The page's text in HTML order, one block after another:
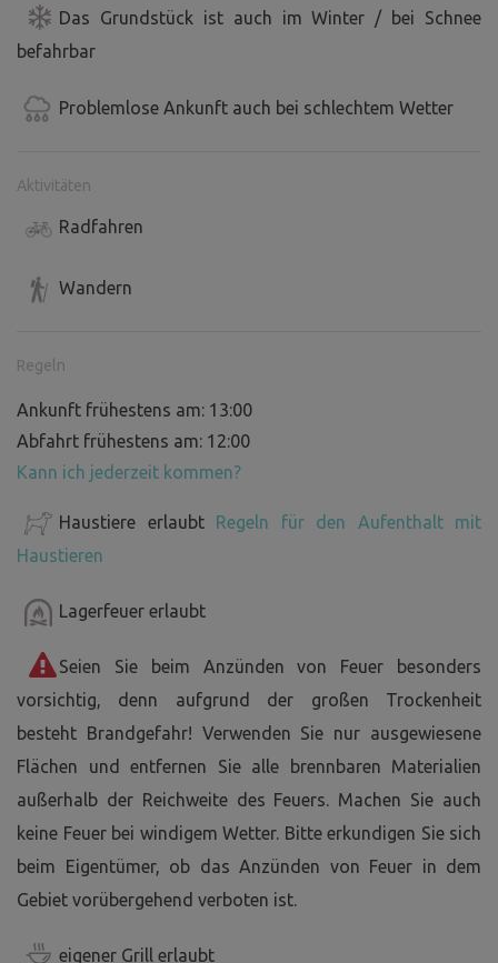
Das Grundstück ist auch im Winter / bei Schnee
befahrbar
Problemlose Ankunft auch bei schlechtem Wetter
Aktivitäten
Radfahren
Wandern
Regeln
Ankunft frühestens am: 13:00
Abfahrt frühestens am: 12:00
Kann ich jederzeit kommen?
Haustiere erlaubt Regeln für den Aufenthalt mit
Haustieren
Lagerfeuer erlaubt
Seien Sie beim Anzünden von Feuer besonders
vorsichtig, denn aufgrund der großen Trockenheit
besteht Brandgefahr! Verwenden Sie nur ausgewiesene
Flächen und entfernen Sie alle brennbaren Materialien
außerhalb der Reichweite des Feuers. Machen Sie auch
keine Feuer bei windigem Wetter. Bitte erkundigen Sie sich
beim Eigentümer, ob das Anzünden von Feuer in dem
Gebiet vorübergehend verboten ist.
eigener Grill erlaubt